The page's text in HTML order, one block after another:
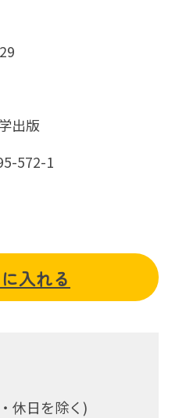
出版
572-1
入れる
休日を除く)